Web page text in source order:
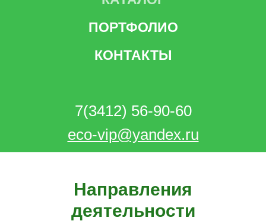
ПОРТФОЛИО
КОНТАКТЫ
7(3412) 56-90-60
eco-vip@yandex.ru
Направления
деятельности